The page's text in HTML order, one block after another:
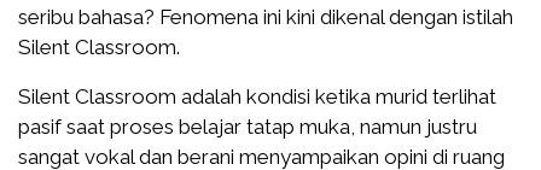
seribu bahasa? Fenomena ini kini dikenal dengan istilah
Silent Classroom.
Silent Classroom adalah kondisi ketika murid terlihat
pasif saat proses belajar tatap muka, namun justru
sangat vokal dan berani menyampaikan opini di ruang